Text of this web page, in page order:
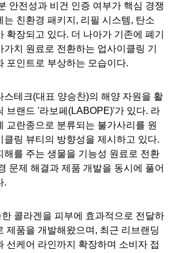
안전성과 비건 인증 여부가 핵심 경쟁
는 친환경 패키지, 리필 시스템, 탄소
확장되고 있다. 더 나아가 기존에 폐기
치 원료로 전환하는 업사이클링 기
포인트로 부상하는 모습이다.
스테크(대표 양승찬)의 해양 자원을 활
브랜드 '라보페(LABOPE)'가 있다. 라
교란종으로 분류되는 불가사리를 원
클링 뷰티의 방향성을 제시하고 있다.
해를 주는 생물을 기능성 원료로 전환
문제 해결과 제품 개발을 동시에 풀어
.
콜라겐을 피부에 효과적으로 전달하
제품을 개발해왔으며, 최근 리브랜딩
선케어 라인까지 확장하며 소비자 접